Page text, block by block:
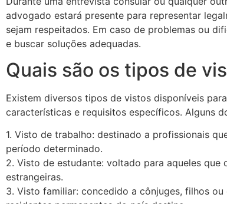
advogado estará presente para representar
sejam respeitados. Em caso de problemas ou
e buscar soluções adequadas.
Quais são os tipos de
Existem diversos tipos de vistos disponíveis
características e requisitos específicos. Alguns
1. Visto de trabalho: destinado a profissionais
período determinado.
2. Visto de estudante: voltado para aqueles
estrangeiras.
3. Visto familiar: concedido a cônjuges, filhos